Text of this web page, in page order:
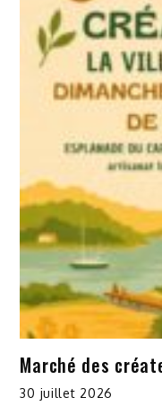
Marché des
30 juillet 2026